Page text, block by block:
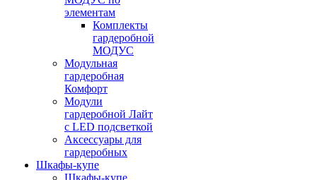
элементам
Комплекты
гардеробной
МОДУС
Модульная
гардеробная
Комфорт
Модули
гардеробной Лайт
с LED подсветкой
Аксессуары для
гардеробных
Шкафы-купе
Шкафы-купе